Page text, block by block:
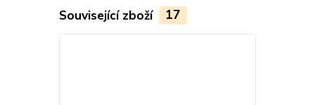
Související zboží 17